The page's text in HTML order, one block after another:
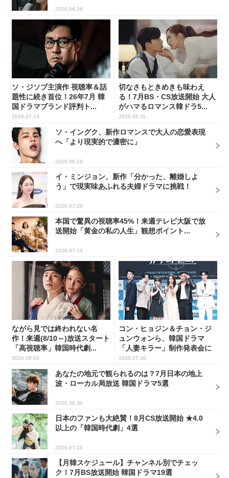
2026.06.26
ソ・ジソブ主演作 視聴率＆話
題性に続き首位！26年7月 韓
国ドラマブランド評判ト...
2026.07.13
切なさもときめきも味わえ
る！7月BS・CS放送開始 大人
がハマるロマンス韓ドラ5...
2026.06.11
ソ・イングク、新作ロマンスで大人の恋愛表現
へ「より現実的で濃密に」
2026.06.19
イ・ミンジョン、新作「分かった、離婚しよ
う」で現実味あふれる夫婦ドラマに挑戦！
2026.07.28
本国で驚異の視聴率45%！来週テレビ大阪で放
送開始「黄金の私の人生」観想ポイント...
2026.07.14
ながら見では終われない名
作！来週(8/10～)放送スタート
「高視聴率」韓国時代劇...
2026.08.04
コン・ヒョジン＆チョン・ジ
ュンウォンら、韓国ドラマ
「人妻キラー」制作発表会に
出席...
2026.07.30
あなたの地元で観られるのは？7月日本の地上
波・ローカル局放送 韓国ドラマ5選
2026.06.30
日本のファンも大絶賛！8月CS放送開始 ★4.0
以上の「韓国時代劇」4選
2026.07.16
【月韓スケジュール】チャンネル別でチェッ
ク！7月BS放送開始 韓国ドラマ19選